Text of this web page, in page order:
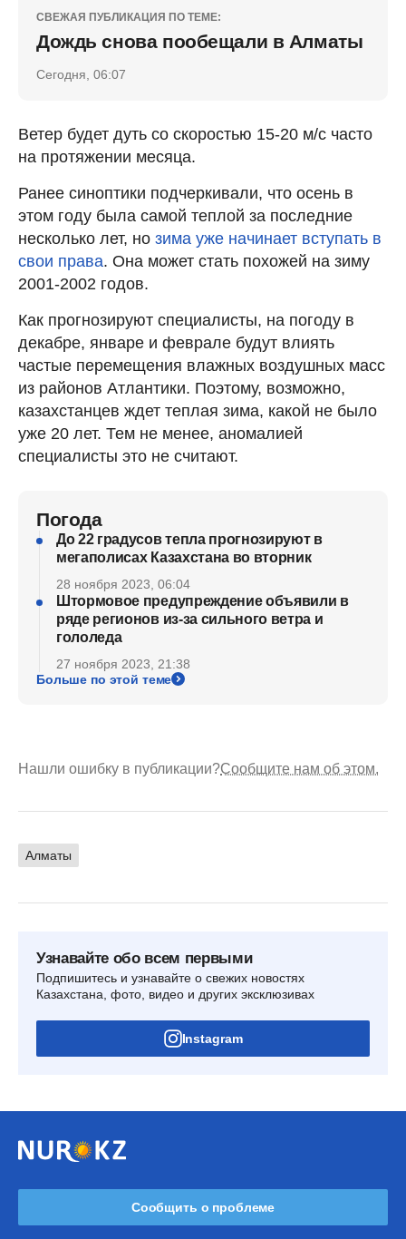
СВЕЖАЯ ПУБЛИКАЦИЯ ПО ТЕМЕ:
Дождь снова пообещали в Алматы
Сегодня, 06:07
Ветер будет дуть со скоростью 15-20 м/с часто
на протяжении месяца.
Ранее синоптики подчеркивали, что осень в
этом году была самой теплой за последние
несколько лет, но зима уже начинает вступать в
свои права. Она может стать похожей на зиму
2001-2002 годов.
Как прогнозируют специалисты, на погоду в
декабре, январе и феврале будут влиять
частые перемещения влажных воздушных масс
из районов Атлантики. Поэтому, возможно,
казахстанцев ждет теплая зима, какой не было
уже 20 лет. Тем не менее, аномалией
специалисты это не считают.
Погода
До 22 градусов тепла прогнозируют в
мегаполисах Казахстана во вторник
28 ноября 2023, 06:04
Штормовое предупреждение объявили в
ряде регионов из-за сильного ветра и
гололеда
27 ноября 2023, 21:38
Больше по этой теме
Нашли ошибку в публикации?Сообщите нам об этом.
Алматы
Узнавайте обо всем первыми
Подпишитесь и узнавайте о свежих новостях
Казахстана, фото, видео и других эксклюзивах
Instagram
Сообщить о проблеме